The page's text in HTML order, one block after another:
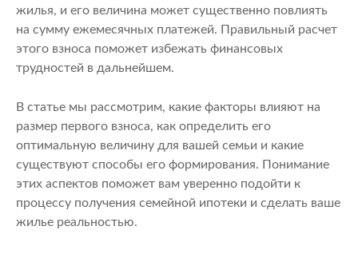
жилья, и его величина может существенно повлиять
на сумму ежемесячных платежей. Правильный расчет
этого взноса поможет избежать финансовых
трудностей в дальнейшем.
В статье мы рассмотрим, какие факторы влияют на
размер первого взноса, как определить его
оптимальную величину для вашей семьи и какие
существуют способы его формирования. Понимание
этих аспектов поможет вам уверенно подойти к
процессу получения семейной ипотеки и сделать ваше
жилье реальностью.